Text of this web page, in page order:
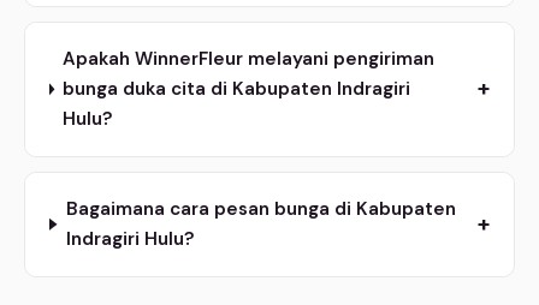
Apakah WinnerFleur melayani pengiriman
bunga duka cita di Kabupaten Indragiri
Hulu?
+
Bagaimana cara pesan bunga di Kabupaten
Indragiri Hulu?
+